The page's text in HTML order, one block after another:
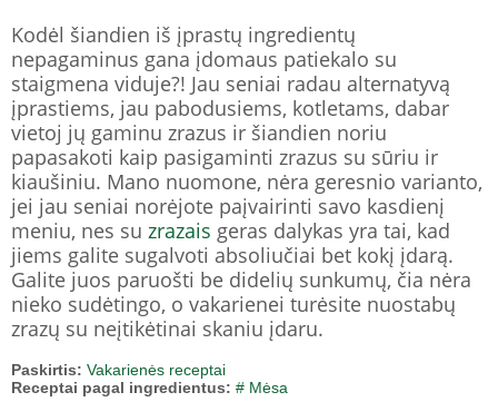
Kodėl šiandien iš įprastų ingredientų
nepagaminus gana įdomaus patiekalo su
staigmena viduje?! Jau seniai radau alternatyvą
įprastiems, jau pabodusiems, kotletams, dabar
vietoj jų gaminu zrazus ir šiandien noriu
papasakoti kaip pasigaminti zrazus su sūriu ir
kiaušiniu. Mano nuomone, nėra geresnio varianto,
jei jau seniai norėjote paįvairinti savo kasdienį
meniu, nes su zrazais geras dalykas yra tai, kad
jiems galite sugalvoti absoliučiai bet kokį įdarą.
Galite juos paruošti be didelių sunkumų, čia nėra
nieko sudėtingo, o vakarienei turėsite nuostabų
zrazų su neįtikėtinai skaniu įdaru.
Paskirtis: Vakarienės receptai
Receptai pagal ingredientus: # Mėsa